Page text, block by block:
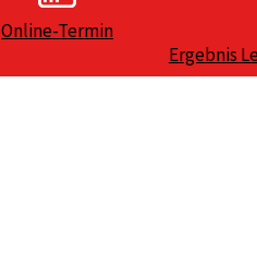
Online-Termin
Ergebnis